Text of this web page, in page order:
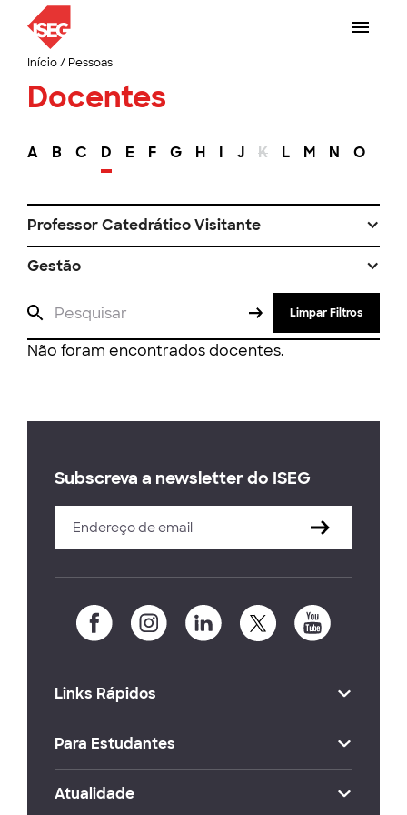
Início/ Pessoas
Docentes
A B C D E F G H I J K L M N O
Professor Catedrático Visitante
Gestão
Limpar Filtros
Não foram encontrados docentes.
Subscreva a newsletter do ISEG
Links Rápidos
Para Estudantes
Atualidade